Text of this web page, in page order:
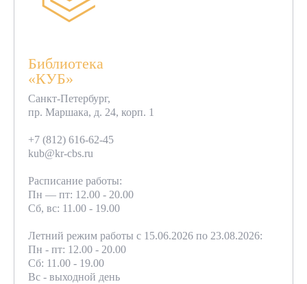
Библиотека
«КУБ»
Санкт-Петербург,
пр. Маршака, д. 24, корп. 1
+7 (812) 616-62-45
kub@kr-cbs.ru
Расписание работы:
Пн — пт: 12.00 - 20.00
Сб, вс: 11.00 - 19.00
Летний режим работы с 15.06.2026 по 23.08.2026:
Пн - пт: 12.00 - 20.00
Сб: 11.00 - 19.00
Вс - выходной день